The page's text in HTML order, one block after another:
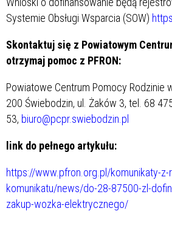
Systemie Obsługi Wsparcia (SOW)
Skontaktuj się z Powiatowym
otrzymaj pomoc z PFRON:
Powiatowe Centrum Pomocy Rodzinie
200 Świebodzin, ul. Żaków 3, tel. 68
53, biuro@pcpr.swiebodzin.pl
link do pełnego artykułu:
https://www.pfron.org.pl/komunikaty-
komunikatu/news/do-28-87500-zl-
zakup-wozka-elektrycznego/